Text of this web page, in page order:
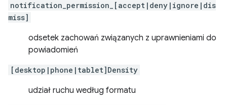
notification_permission_[accept|deny|ignore|dis
miss]
odsetek zachowań związanych z uprawnieniami do
powiadomień
[desktop|phone|tablet]Density
udział ruchu według formatu